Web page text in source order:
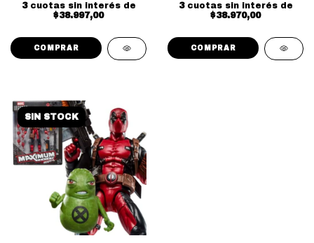
3 cuotas sin interés de
$38.997,00
3 cuotas sin interés de
$38.970,00
SIN STOCK